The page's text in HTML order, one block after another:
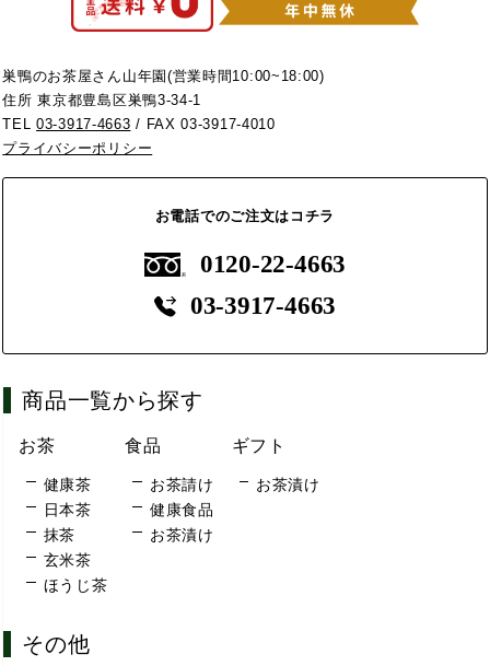
巣鴨のお茶屋さん山年園(営業時間10:00~18:00)
住所 東京都豊島区巣鴨3-34-1
TEL03-3917-4663 / FAX 03-3917-4010
プライバシーポリシー
お電話でのご注文はコチラ
0120-22-4663
03-3917-4663
商品一覧から探す
お茶
健康茶
日本茶
抹茶
玄米茶
ほうじ茶
食品
お茶請け
健康食品
お茶漬け
ギフト
お茶漬け
その他